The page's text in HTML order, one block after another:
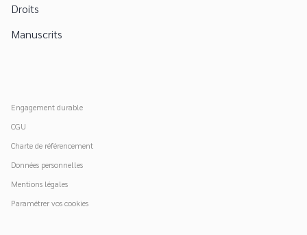
Droits
Manuscrits
Engagement durable
CGU
Charte de référencement
Données personnelles
Mentions légales
Paramétrer vos cookies